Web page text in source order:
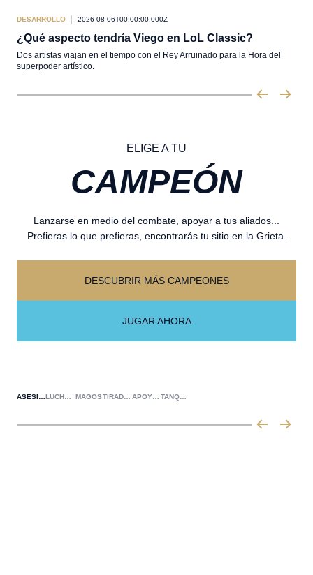
DESARROLLO 2026-08-06T00:00:00.000Z
¿Qué aspecto tendría Viego en LoL Classic?
Dos artistas viajan en el tiempo con el Rey Arruinado para la Hora del
superpoder artístico.
ELIGE A TU
CAMPEÓN
Lanzarse en medio del combate, apoyar a tus aliados...
Prefieras lo que prefieras, encontrarás tu sitio en la Grieta.
DESCUBRIR MÁS CAMPEONES
JUGAR AHORA
MAGOS APOYOS TANQUES